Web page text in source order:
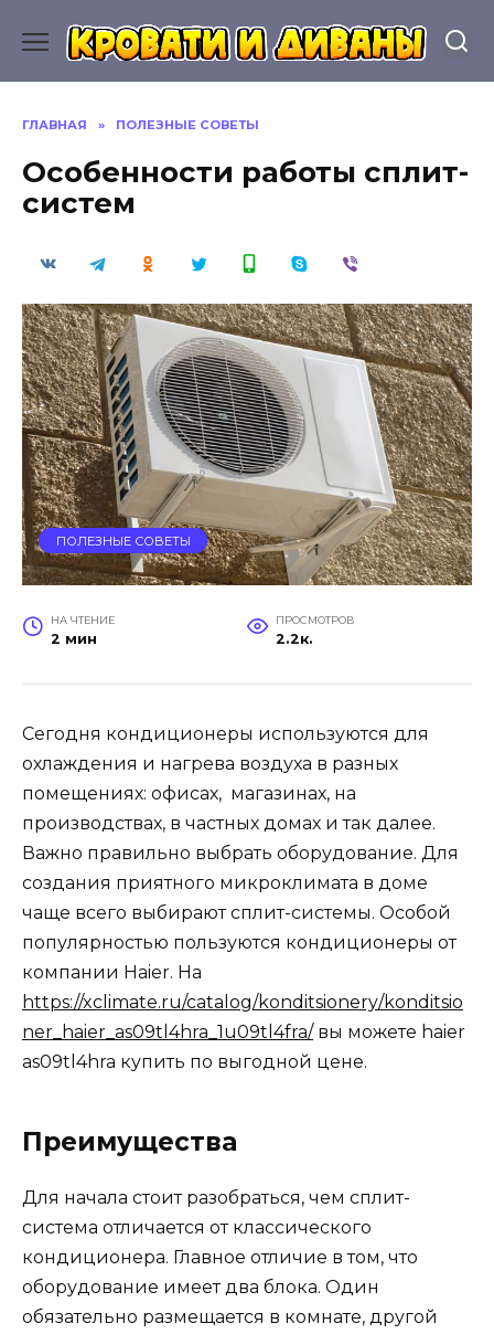
содержанию
ГЛАВНАЯ » ПОЛЕЗНЫЕ СОВЕТЫ
Особенности работы сплит-
систем
ПОЛЕЗНЫЕ СОВЕТЫ
НА ЧТЕНИЕ
2 мин
ПРОСМОТРОВ
2.2к.
Сегодня кондиционеры используются для
охлаждения и нагрева воздуха в разных
помещениях: офисах, магазинах, на
производствах, в частных домах и так далее.
Важно правильно выбрать оборудование. Для
создания приятного микроклимата в доме
чаще всего выбирают сплит-системы. Особой
популярностью пользуются кондиционеры от
компании Haier. На
https://xclimate.ru/catalog/konditsionery/konditsio
ner_haier_as09tl4hra_1u09tl4fra/вы можете haier
as09tl4hra купить по выгодной цене.
Преимущества
Для начала стоит разобраться, чем сплит-
система отличается от классического
кондиционера. Главное отличие в том, что
оборудование имеет два блока. Один
обязательно размещается в комнате, другой